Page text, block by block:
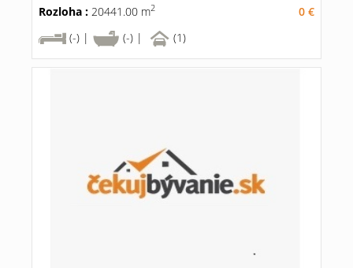
Rozloha : 20441.00 m2
0 €
(-) |
(-) | (1)